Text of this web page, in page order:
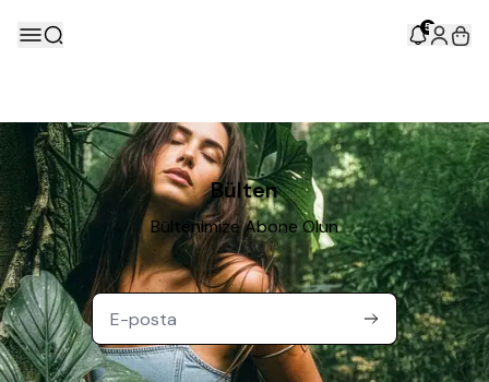
5
Bülten
Bültenimize Abone Olun